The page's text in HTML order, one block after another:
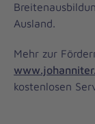
Ausland.
Mehr zur
kostenlosen